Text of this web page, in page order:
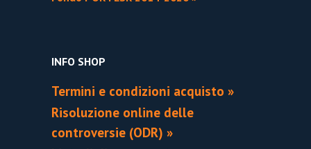
INFO SHOP
Termini e condizioni acquisto »
Risoluzione online delle
controversie (ODR) »